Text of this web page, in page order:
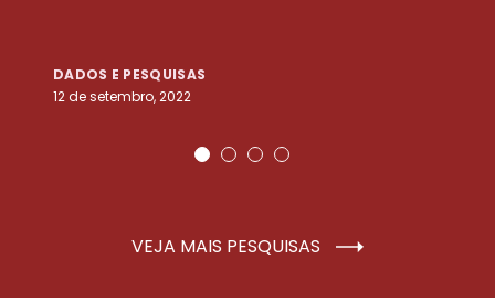
DADOS E PESQUISAS
12 de setembro, 2022
VEJA MAIS PESQUISAS